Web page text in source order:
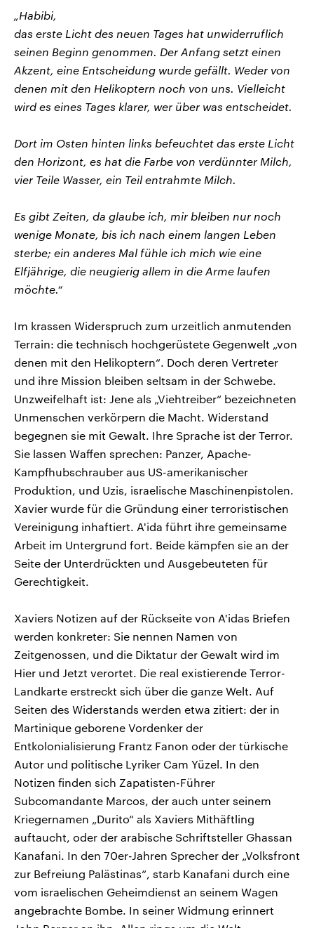
„Habibi,
das erste Licht des neuen Tages hat unwiderruflich
seinen Beginn genommen. Der Anfang setzt einen
Akzent, eine Entscheidung wurde gefällt. Weder von
denen mit den Helikoptern noch von uns. Vielleicht
wird es eines Tages klarer, wer über was entscheidet.
Dort im Osten hinten links befeuchtet das erste Licht
den Horizont, es hat die Farbe von verdünnter Milch,
vier Teile Wasser, ein Teil entrahmte Milch.
Es gibt Zeiten, da glaube ich, mir bleiben nur noch
wenige Monate, bis ich nach einem langen Leben
sterbe; ein anderes Mal fühle ich mich wie eine
Elfjährige, die neugierig allem in die Arme laufen
möchte.“
Im krassen Widerspruch zum urzeitlich anmutenden
Terrain: die technisch hochgerüstete Gegenwelt „von
denen mit den Helikoptern“. Doch deren Vertreter
und ihre Mission bleiben seltsam in der Schwebe.
Unzweifelhaft ist: Jene als „Viehtreiber“ bezeichneten
Unmenschen verkörpern die Macht. Widerstand
begegnen sie mit Gewalt. Ihre Sprache ist der Terror.
Sie lassen Waffen sprechen: Panzer, Apache-
Kampfhubschrauber aus US-amerikanischer
Produktion, und Uzis, israelische Maschinenpistolen.
Xavier wurde für die Gründung einer terroristischen
Vereinigung inhaftiert. A'ida führt ihre gemeinsame
Arbeit im Untergrund fort. Beide kämpfen sie an der
Seite der Unterdrückten und Ausgebeuteten für
Gerechtigkeit.
Xaviers Notizen auf der Rückseite von A'idas Briefen
werden konkreter: Sie nennen Namen von
Zeitgenossen, und die Diktatur der Gewalt wird im
Hier und Jetzt verortet. Die real existierende Terror-
Landkarte erstreckt sich über die ganze Welt. Auf
Seiten des Widerstands werden etwa zitiert: der in
Martinique geborene Vordenker der
Entkolonialisierung Frantz Fanon oder der türkische
Autor und politische Lyriker Cam Yüzel. In den
Notizen finden sich Zapatisten-Führer
Subcomandante Marcos, der auch unter seinem
Kriegernamen „Durito“ als Xaviers Mithäftling
auftaucht, oder der arabische Schriftsteller Ghassan
Kanafani. In den 70er-Jahren Sprecher der „Volksfront
zur Befreiung Palästinas“, starb Kanafani durch eine
vom israelischen Geheimdienst an seinem Wagen
angebrachte Bombe. In seiner Widmung erinnert